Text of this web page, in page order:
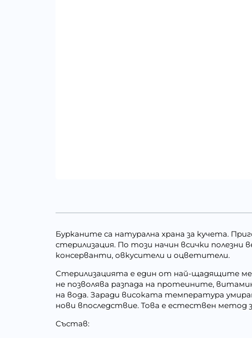
Бурканите са натурална храна за кучета.
стерилизация. По този начин всички
консерванти, овкусители и оцветители.
Стерилизацията е един от най-щадящите
не позволява разпада на протеините,
на вода. Заради високата температура
нови впоследствие. Това е естествен метод
Състав: